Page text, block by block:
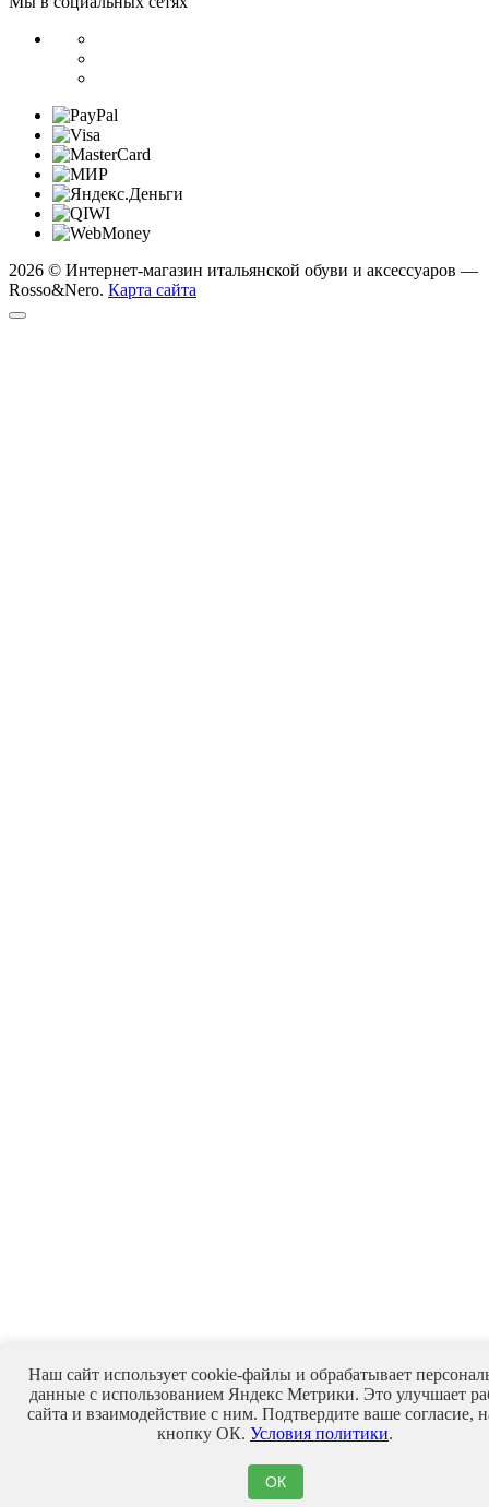
2026 © Интернет-магазин итальянской обуви и аксессуаров —
Rosso&Nero. Карта сайта
Наш сайт использует cookie-файлы и обрабатывает
данные с использованием Яндекс Метрики. Это улучшает
сайта и взаимодействие с ним. Подтвердите ваше согласие,
кнопку ОК. Условия политики.
ОК